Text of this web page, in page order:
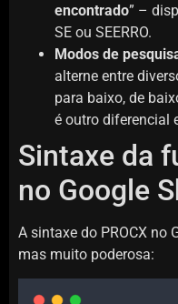
encontrado” –
SE ou SEERRO.
Modos de
alterne entre
para baixo, de
é outro diferencial
Sintaxe da
no Google
A sintaxe do PROCX no
mas muito poderosa: